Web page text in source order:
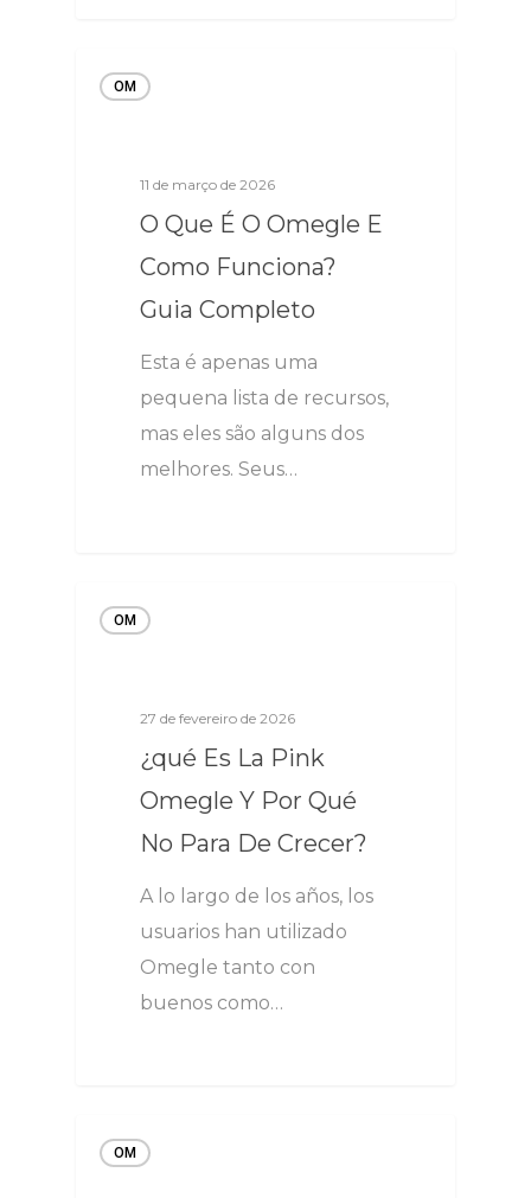
OM
11 de março de 2026
O Que É O Omegle E
Como Funciona?
Guia Completo
Esta é apenas uma
pequena lista de recursos,
mas eles são alguns dos
melhores. Seus…
OM
27 de fevereiro de 2026
¿qué Es La Pink
Omegle Y Por Qué
No Para De Crecer?
A lo largo de los años, los
usuarios han utilizado
Omegle tanto con
buenos como…
OM